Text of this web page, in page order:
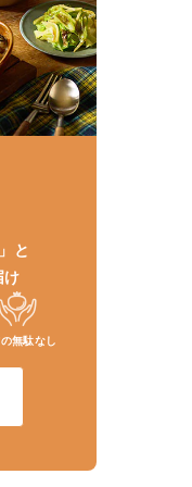
と
け
無駄なし